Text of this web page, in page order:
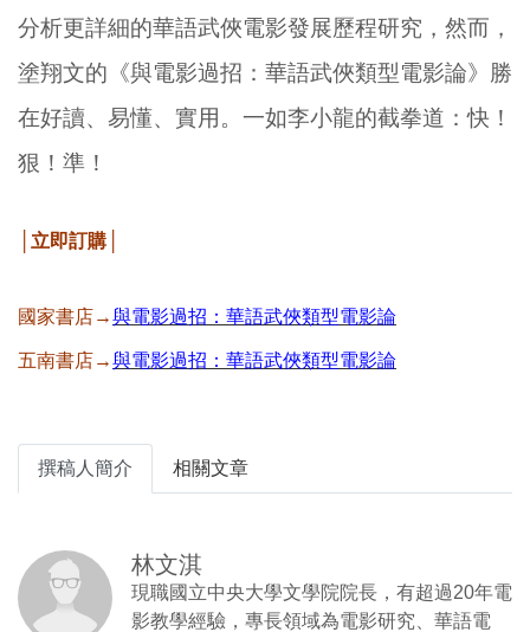
分析更詳細的華語武俠電影發展歷程研究，然而，
塗翔文的《與電影過招：華語武俠類型電影論》勝
在好讀、易懂、實用。一如李小龍的截拳道：快！
狠！準！
│立即訂購│
國家書店→與電影過招：華語武俠類型電影論
五南書店→與電影過招：華語武俠類型電影論
撰稿人簡介 相關文章
林文淇
現職國立中央大學文學院院長，有超過20年電
影教學經驗，專長領域為電影研究、華語電